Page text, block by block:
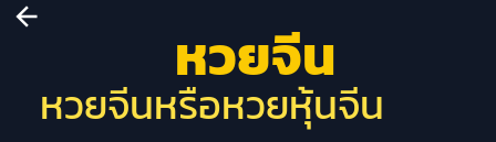
หวยจีน
หวยจีนหรือหวยหุ้นจีน